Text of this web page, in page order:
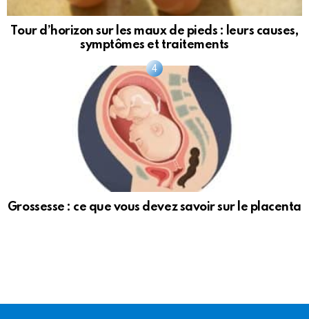
Tour d’horizon sur les maux de pieds : leurs causes,
symptômes et traitements
Grossesse : ce que vous devez savoir sur le placenta